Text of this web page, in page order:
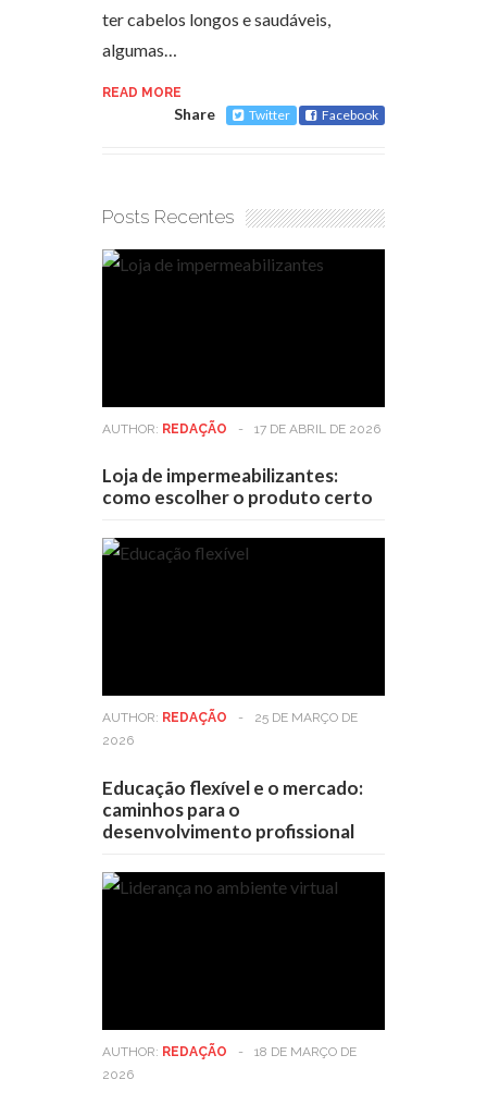
ter cabelos longos e saudáveis,
algumas…
READ MORE
Share Twitter Facebook
Posts Recentes
AUTHOR: REDAÇÃO - 17 DE ABRIL DE 2026
Loja de impermeabilizantes:
como escolher o produto certo
AUTHOR: REDAÇÃO -
25 DE MARÇO DE
2026
Educação flexível e o mercado:
caminhos para o
desenvolvimento profissional
AUTHOR: REDAÇÃO -
18 DE MARÇO DE
2026